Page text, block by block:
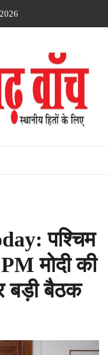
पश्चिम
मोदी की
बड़ी बैठक